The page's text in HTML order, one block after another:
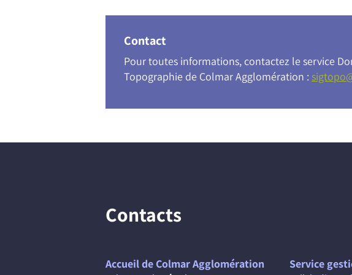
Contact
Pour toutes informations, contactez le service
Topographie de Colmar Agglomération :
Contacts
Accueil de Colmar Agglomération Service